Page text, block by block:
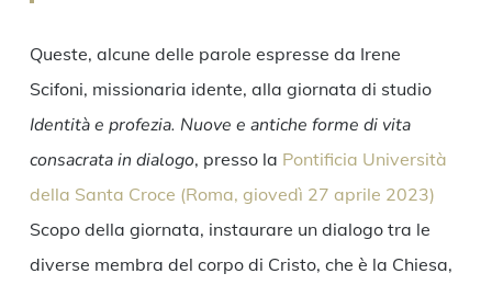
Queste, alcune delle parole espresse da Irene
Scifoni, missionaria idente, alla giornata di studio
Identità e profezia. Nuove e antiche forme di vita
consacrata in dialogo, presso la Pontificia Università
della Santa Croce (Roma, giovedì 27 aprile 2023)
Scopo della giornata, instaurare un dialogo tra le
diverse membra del corpo di Cristo, che è la Chiesa,